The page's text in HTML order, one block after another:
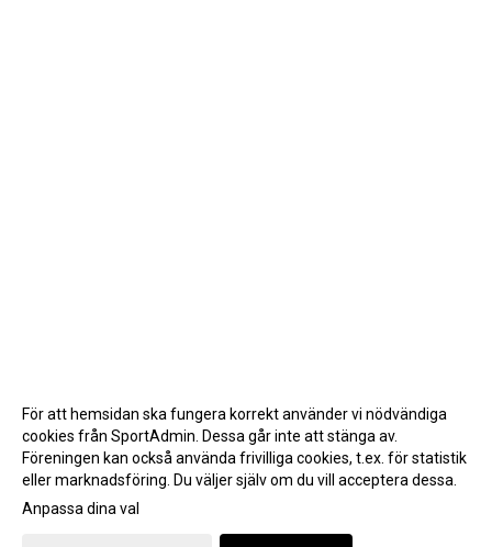
Gå till Webbversion
För att hemsidan ska fungera korrekt använder vi nödvändiga
cookies från SportAdmin. Dessa går inte att stänga av.
Föreningen kan också använda frivilliga cookies, t.ex. för statistik
eller marknadsföring. Du väljer själv om du vill acceptera dessa.
Anpassa dina val